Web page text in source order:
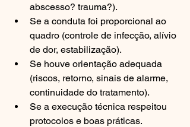
abscesso? trauma?).
Se a conduta foi proporcional ao
quadro (controle de infecção, alívio
de dor, estabilização).
Se houve orientação adequada
(riscos, retorno, sinais de alarme,
continuidade do tratamento).
Se a execução técnica respeitou
protocolos e boas práticas.